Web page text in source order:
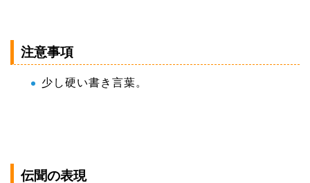
注意事項
少し硬い書き言葉。
伝聞の表現